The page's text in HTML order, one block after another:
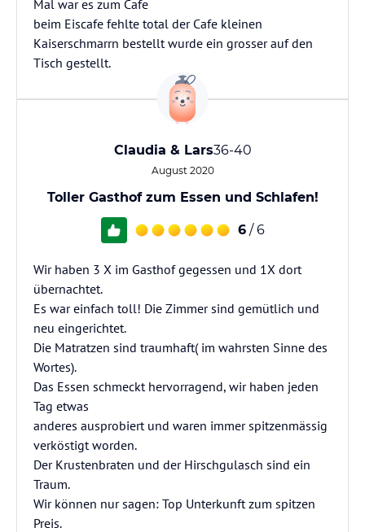
Mal war es zum Cafe
beim Eiscafe fehlte total der Cafe kleinen
Kaiserschmarrn bestellt wurde ein grosser auf den
Tisch gestellt.
Claudia & Lars36-40
August 2020
Toller Gasthof zum Essen und Schlafen!
6 / 6
Wir haben 3 X im Gasthof gegessen und 1X dort
übernachtet.
Es war einfach toll! Die Zimmer sind gemütlich und
neu eingerichtet.
Die Matratzen sind traumhaft( im wahrsten Sinne des
Wortes).
Das Essen schmeckt hervorragend, wir haben jeden
Tag etwas
anderes ausprobiert und waren immer spitzenmässig
verköstigt worden.
Der Krustenbraten und der Hirschgulasch sind ein
Traum.
Wir können nur sagen: Top Unterkunft zum spitzen
Preis.